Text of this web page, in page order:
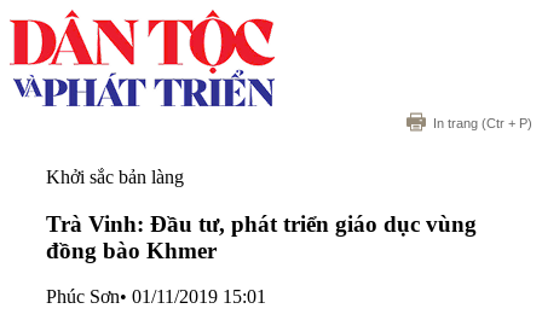
In trang (Ctr + P)
Khởi sắc bản làng
Trà Vinh: Đầu tư, phát triển giáo dục vùng
đồng bào Khmer
Phúc Sơn• 01/11/2019 15:01